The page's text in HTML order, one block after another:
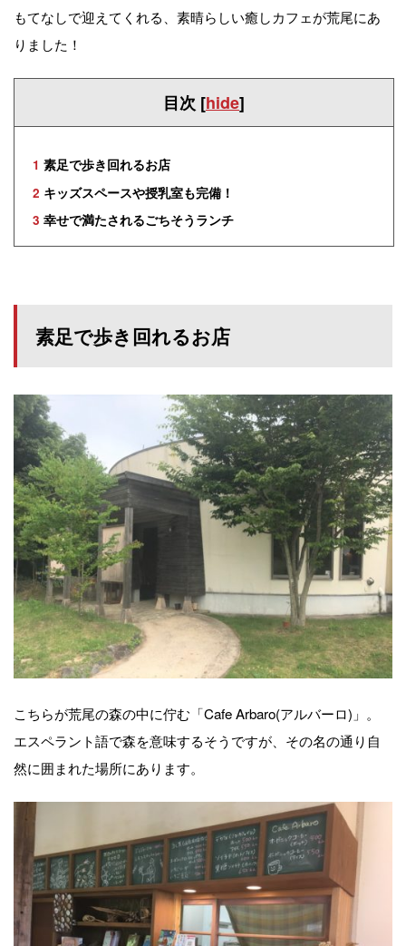
もてなしで迎えてくれる、素晴らしい癒しカフェが荒尾にあ
りました！
目次 [hide]
1 素足で歩き回れるお店
2 キッズスペースや授乳室も完備！
3 幸せで満たされるごちそうランチ
素足で歩き回れるお店
こちらが荒尾の森の中に佇む「Cafe Arbaro(アルバーロ)」。
エスペラント語で森を意味するそうですが、その名の通り自
然に囲まれた場所にあります。